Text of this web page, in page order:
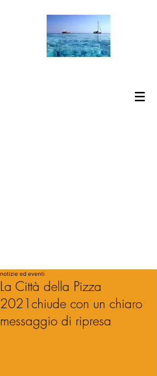
La Città della Pizza
2021chiude con un chiaro
messaggio di ripresa
notizie ed eventi